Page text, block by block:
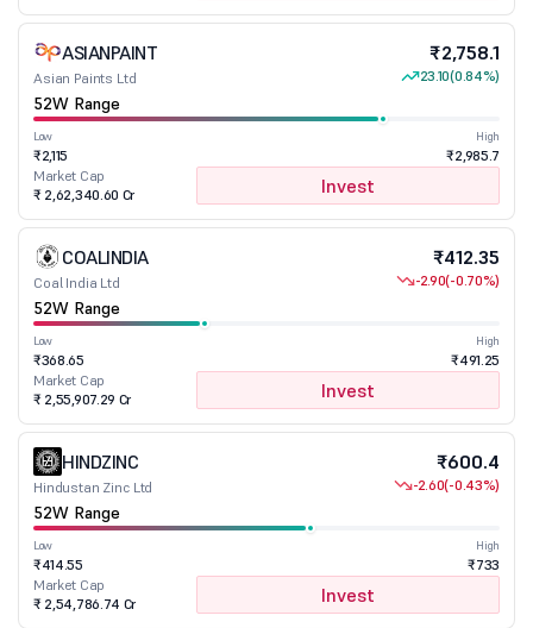
ASIANPAINT
Asian Paints Ltd
₹2,758.1
23.10(0.84%)
52W Range
Low
₹2,115
High
₹2,985.7
Market Cap
₹ 2,62,340.60 Cr
Invest
COALINDIA
Coal India Ltd
₹412.35
-2.90(-0.70%)
52W Range
Low
₹368.65
High
₹491.25
Market Cap
₹ 2,55,907.29 Cr
Invest
HINDZINC
Hindustan Zinc Ltd
₹600.4
-2.60(-0.43%)
52W Range
Low
₹414.55
High
₹733
Market Cap
₹ 2,54,786.74 Cr
Invest